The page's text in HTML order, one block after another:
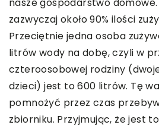
zazwyczaj około 90% ilości
Przeciętnie jedna osoba
litrów wody na dobę, czyli w
czteroosobowej rodziny
dzieci) jest to 600 litrów. Tę
pomnożyć przez czas
zbiorniku. Przyjmując, że jest